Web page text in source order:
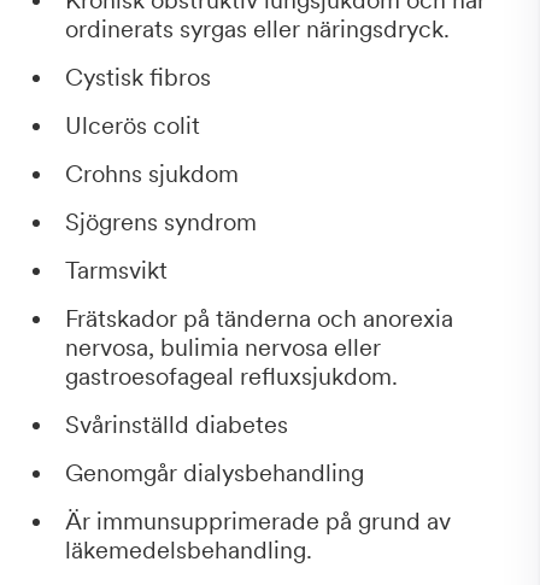
ordinerats syrgas eller näringsdryck.
Cystisk fibros
Ulcerös colit
Crohns sjukdom
Sjögrens syndrom
Tarmsvikt
Frätskador på tänderna och anorexia
nervosa, bulimia nervosa eller
gastroesofageal refluxsjukdom.
Svårinställd diabetes
Genomgår dialysbehandling
Är immunsupprimerade på grund av
läkemedelsbehandling.